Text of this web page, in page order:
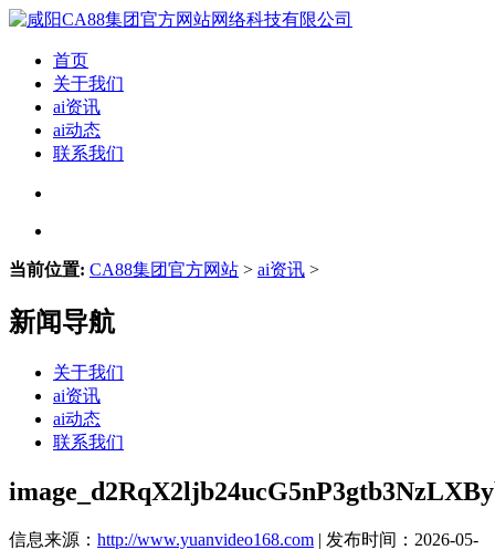
首页
关于我们
ai资讯
ai动态
联系我们
当前位置: CA88集团官方网站 > ai资讯 >
新闻导航
关于我们
ai资讯
ai动态
联系我们
信息来源： http://www.yuanvideo168.com | 发布时间：2026-05-